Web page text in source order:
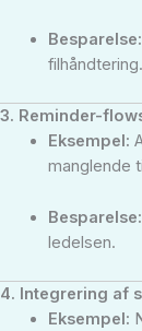
Besparelse:
filhåndtering.
3. Reminder-
Eksempel:
manglende
Besparelse:
ledelsen.
4. Integrering af
Eksempel: